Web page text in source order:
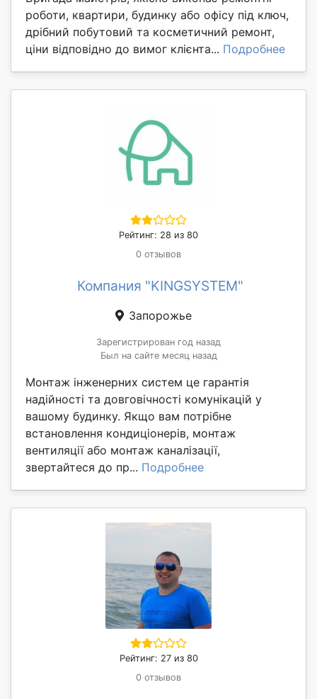
роботи, квартири, будинку або офісу під ключ,
дрібний побутовий та косметичний ремонт,
ціни відповідно до вимог клієнта... Подробнее
Рейтинг: 28 из 80
0 отзывов
Компания "KINGSYSTEM"
Запорожье
Зарегистрирован год назад
Был на сайте месяц назад
Монтаж інженерних систем це гарантія
надійності та довговічності комунікацій у
вашому будинку. Якщо вам потрібне
встановлення кондиціонерів, монтаж
вентиляції або монтаж каналізації,
звертайтеся до пр... Подробнее
Рейтинг: 27 из 80
0 отзывов